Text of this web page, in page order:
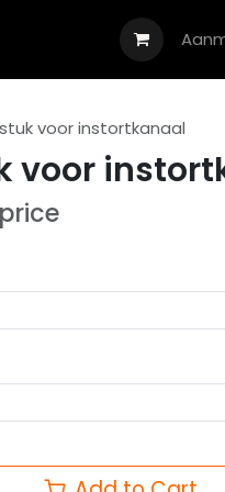
Vacatures
voor instortkanaal
voor